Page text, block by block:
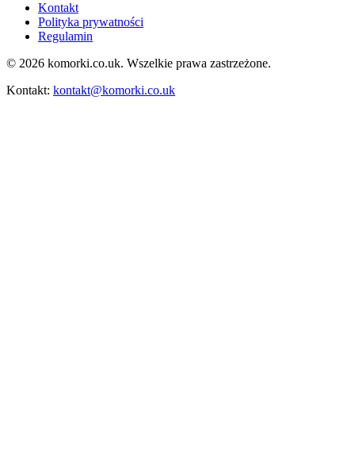
Kontakt
Polityka prywatności
Regulamin
© 2026 komorki.co.uk. Wszelkie prawa zastrzeżone.
Kontakt: kontakt@komorki.co.uk